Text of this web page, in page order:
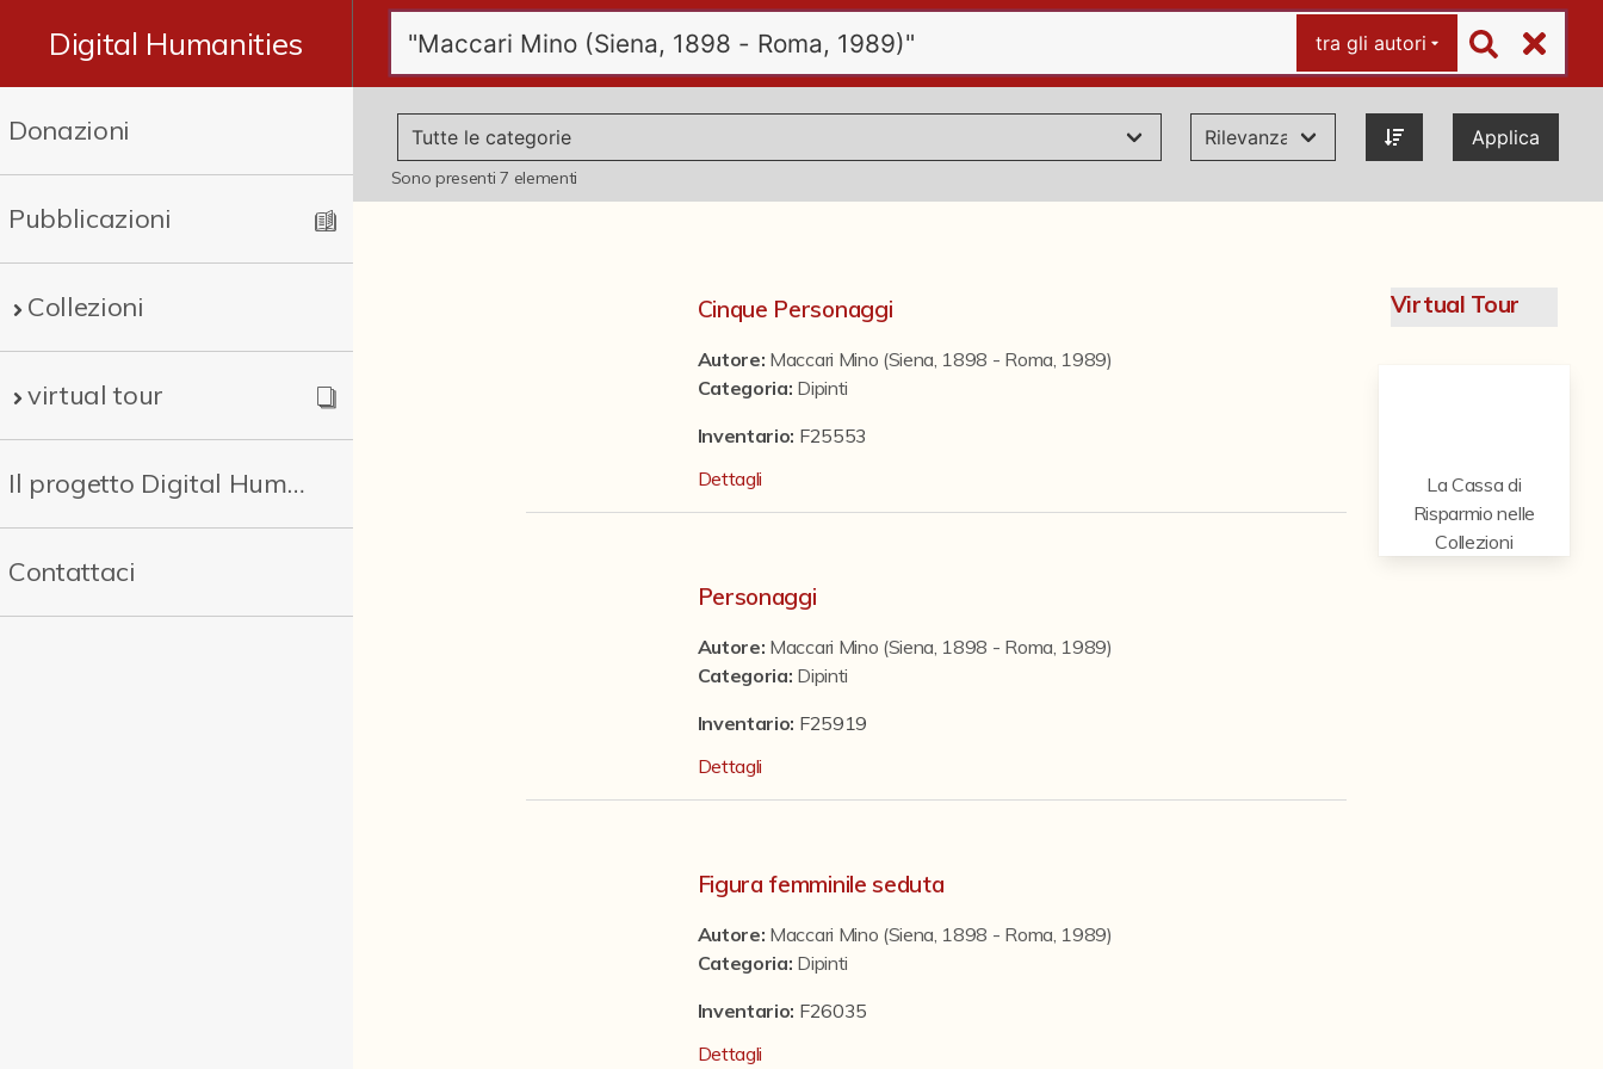
Digital Humanities
Donazioni
Pubblicazioni
Collezioni
virtual tour
Il progetto Digital Humanities
Contattaci
tra gli autori
Applica
Sono presenti7 elementi
Cinque Personaggi
Autore: Maccari Mino (Siena, 1898 - Roma, 1989)
Categoria: Dipinti
Inventario: F25553
Dettagli
Personaggi
Autore: Maccari Mino (Siena, 1898 - Roma, 1989)
Categoria: Dipinti
Inventario: F25919
Dettagli
Figura femminile seduta
Autore: Maccari Mino (Siena, 1898 - Roma, 1989)
Categoria: Dipinti
Inventario: F26035
Dettagli
Virtual Tour
La Cassa di
Risparmio nelle
Collezioni